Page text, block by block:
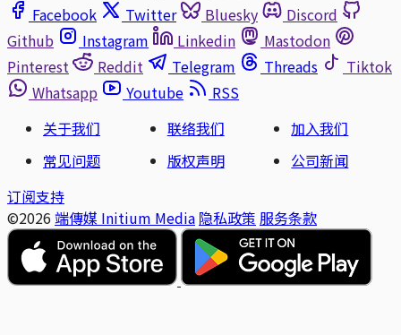
Facebook
Twitter Bluesky
Discord
Github
Instagram Linkedin
Mastodon
Pinterest
Reddit Telegram Threads
Tiktok
Whatsapp
Youtube
RSS
关于我们
联络我们
加入我们
常见问题
版权声明
公司新闻
订阅支持
©2026 端傳媒 Initium Media 隐私政策 服务条款